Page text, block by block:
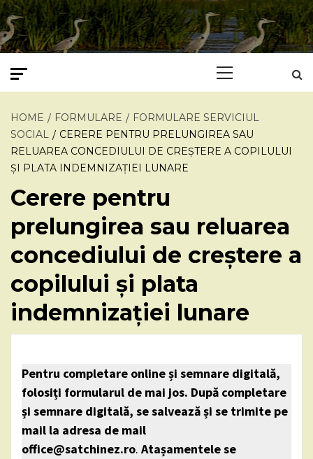
HOME FORMULARE
FORMULARE SERVICIUL
SOCIAL
CERERE PENTRU PRELUNGIREA SAU
RELUAREA CONCEDIULUI DE CREȘTERE A COPILULUI
ȘI PLATA INDEMNIZAȚIEI LUNARE
Cerere pentru
prelungirea sau reluarea
concediului de creștere a
copilului și plata
indemnizației lunare
Pentru completare online și semnare digitală,
folosiți formularul de mai jos. După completare
și semnare digitală, se salvează și se trimite pe
mail la adresa de mail
office@satchinez.ro. Atașamentele se